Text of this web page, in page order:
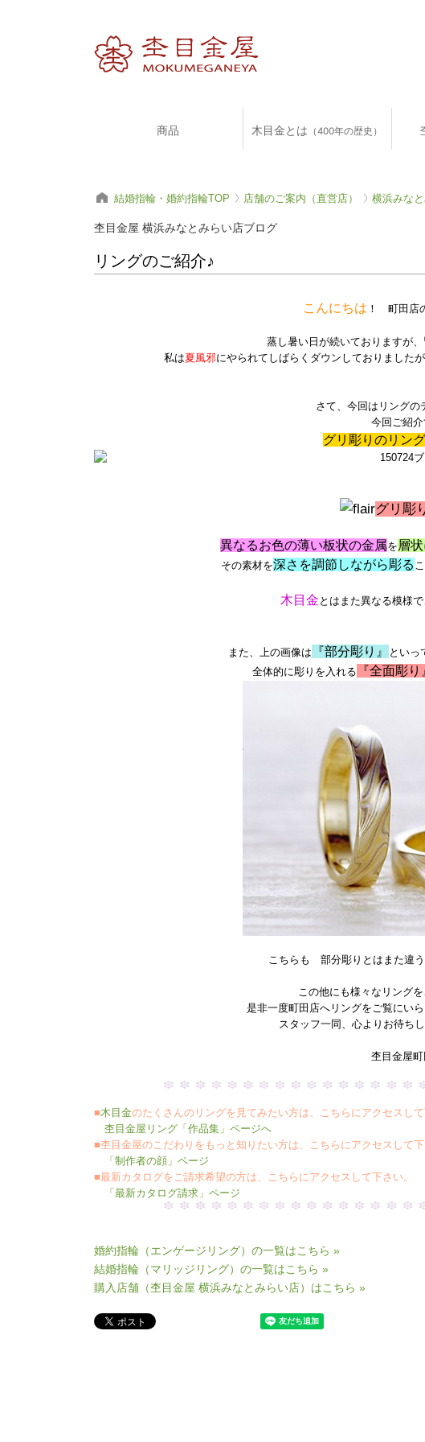
商品 木目金とは （400年の歴史）
結婚指輪・婚約指輪TOP 店舗のご案内（直営店） 横浜みな
杢目金屋 横浜みなとみらい店ブログ
リングのご紹介♪
こんにちは ！ 町田店
蒸し暑い日が続いておりますが
私は夏風邪にやられてしばらくダウンしておりました
さて、今回はリングの
今回ご紹
グリ彫りのリング
グリ彫
異なるお色の薄い板状の金属を 層
その素材を深さを調節しながら彫る
木目金 とはまた異なる模様
また、上の画像は 『部分彫り』
といっ
全体的に彫りを入れる
『全面彫り
こちらも 部分彫りとはまた違
この他にも様々なリング
是非一度町田店へリングをご覧にい
スタッフ一同、心よりお待ち
杢目金屋
■木目金のたくさんのリングを見てみたい方は、こちらにアクセスして
杢目金屋リング「作品集」ページへ
■杢目金屋のこだわりをもっと知りたい方は、こちらにアクセスして下
「制作者の顔」ページ
■最新カタログをご請求希望の方は、こちらにアクセスして下さい。
「最新カタログ請求」ページ
婚約指輪（エンゲージリング）の一覧はこちら »
結婚指輪（マリッジリング）の一覧はこちら »
購入店舗（杢目金屋 横浜みなとみらい店）はこちら »